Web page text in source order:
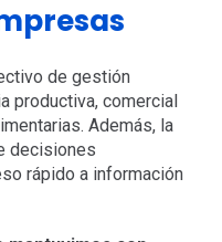
de gestión
productiva, comercial
Además, la
decisiones
rápido a información